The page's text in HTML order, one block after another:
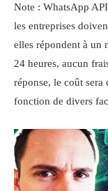
Note : WhatsApp
les entreprises
elles répondent à un
24 heures, aucun
réponse, le coût sera
fonction de divers